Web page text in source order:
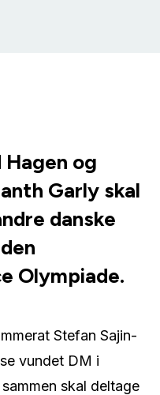
Hagen og
Garly skal
danske
Olympiade.
Stefan Sajin-
vundet DM i
skal deltage